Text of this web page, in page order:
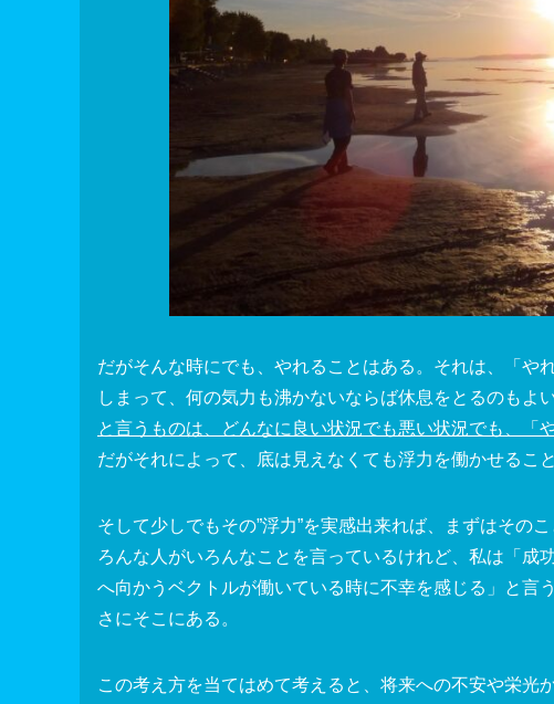
だがそんな時にでも、やれることはある。それは、「や
しまって、何の気力も沸かないならば休息をとるのもよ
と言うものは、どんなに良い状況でも悪い状況でも、「
だがそれによって、底は見えなくても浮力を働かせるこ
そして少しでもその”浮力”を実感出来れば、まずはその
ろんな人がいろんなことを言っているけれど、私は「成
へ向かうベクトルが働いている時に不幸を感じる」と言
さにそこにある。
この考え方を当てはめて考えると、将来への不安や栄光